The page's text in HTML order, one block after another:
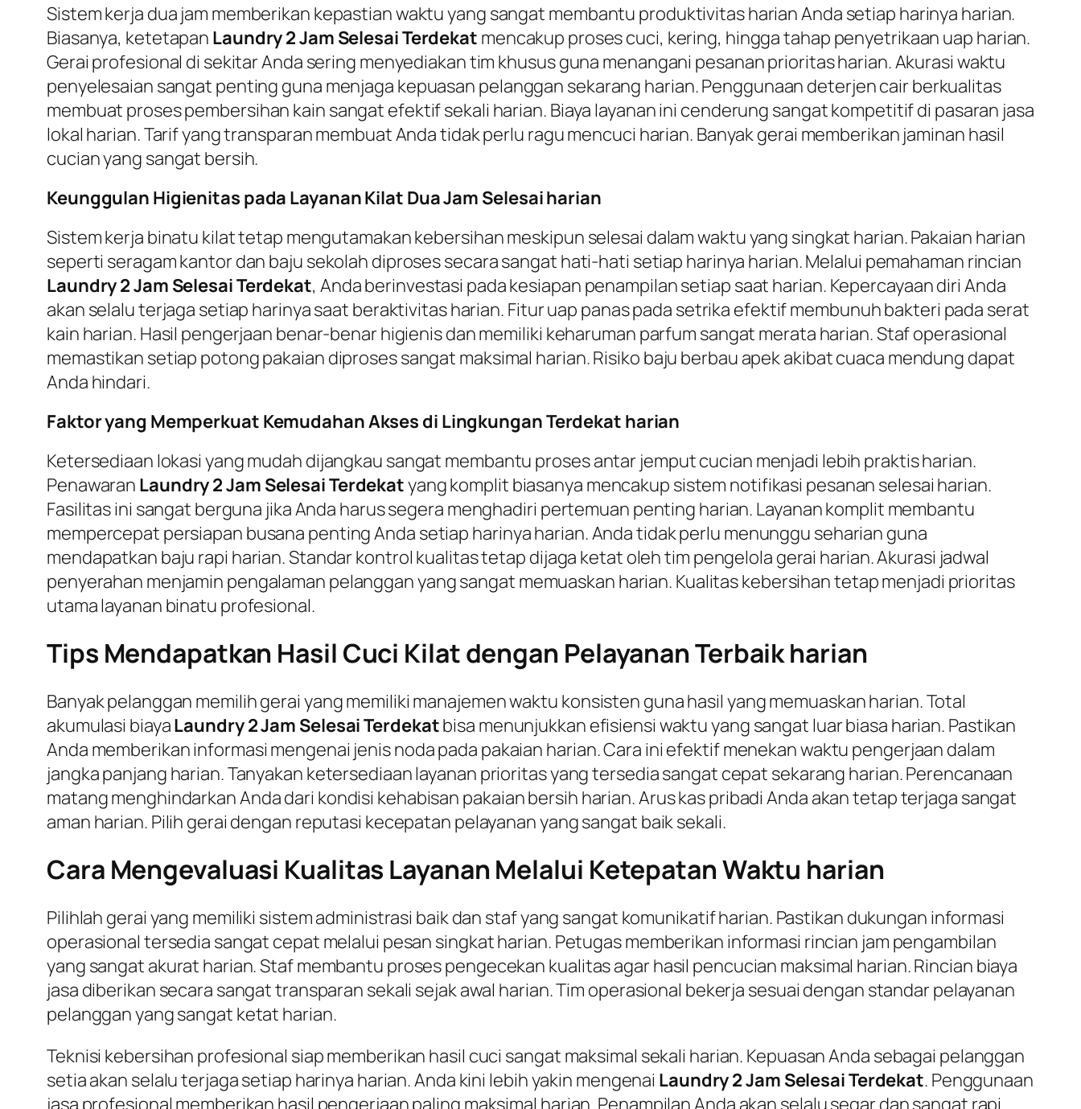
Sistem kerja dua jam memberikan kepastian waktu yang sangat membantu produktivitas harian Anda setiap harinya harian.
Biasanya, ketetapan Laundry 2 Jam Selesai Terdekat mencakup proses cuci, kering, hingga tahap penyetrikaan uap harian.
Gerai profesional di sekitar Anda sering menyediakan tim khusus guna menangani pesanan prioritas harian. Akurasi waktu
penyelesaian sangat penting guna menjaga kepuasan pelanggan sekarang harian. Penggunaan deterjen cair berkualitas
membuat proses pembersihan kain sangat efektif sekali harian. Biaya layanan ini cenderung sangat kompetitif di pasaran jasa
lokal harian. Tarif yang transparan membuat Anda tidak perlu ragu mencuci harian. Banyak gerai memberikan jaminan hasil
cucian yang sangat bersih.
Keunggulan Higienitas pada Layanan Kilat Dua Jam Selesai harian
Sistem kerja binatu kilat tetap mengutamakan kebersihan meskipun selesai dalam waktu yang singkat harian. Pakaian harian
seperti seragam kantor dan baju sekolah diproses secara sangat hati-hati setiap harinya harian. Melalui pemahaman rincian
Laundry 2 Jam Selesai Terdekat, Anda berinvestasi pada kesiapan penampilan setiap saat harian. Kepercayaan diri Anda
akan selalu terjaga setiap harinya saat beraktivitas harian. Fitur uap panas pada setrika efektif membunuh bakteri pada serat
kain harian. Hasil pengerjaan benar-benar higienis dan memiliki keharuman parfum sangat merata harian. Staf operasional
memastikan setiap potong pakaian diproses sangat maksimal harian. Risiko baju berbau apek akibat cuaca mendung dapat
Anda hindari.
Faktor yang Memperkuat Kemudahan Akses di Lingkungan Terdekat harian
Ketersediaan lokasi yang mudah dijangkau sangat membantu proses antar jemput cucian menjadi lebih praktis harian.
Penawaran Laundry 2 Jam Selesai Terdekatyang komplit biasanya mencakup sistem notifikasi pesanan selesai harian.
Fasilitas ini sangat berguna jika Anda harus segera menghadiri pertemuan penting harian. Layanan komplit membantu
mempercepat persiapan busana penting Anda setiap harinya harian. Anda tidak perlu menunggu seharian guna
mendapatkan baju rapi harian. Standar kontrol kualitas tetap dijaga ketat oleh tim pengelola gerai harian. Akurasi jadwal
penyerahan menjamin pengalaman pelanggan yang sangat memuaskan harian. Kualitas kebersihan tetap menjadi prioritas
utama layanan binatu profesional.
Tips Mendapatkan Hasil Cuci Kilat dengan Pelayanan Terbaik harian
Banyak pelanggan memilih gerai yang memiliki manajemen waktu konsisten guna hasil yang memuaskan harian. Total
akumulasi biayaLaundry 2 Jam Selesai Terdekatbisa menunjukkan efisiensi waktu yang sangat luar biasa harian. Pastikan
Anda memberikan informasi mengenai jenis noda pada pakaian harian. Cara ini efektif menekan waktu pengerjaan dalam
jangka panjang harian. Tanyakan ketersediaan layanan prioritas yang tersedia sangat cepat sekarang harian. Perencanaan
matang menghindarkan Anda dari kondisi kehabisan pakaian bersih harian. Arus kas pribadi Anda akan tetap terjaga sangat
aman harian. Pilih gerai dengan reputasi kecepatan pelayanan yang sangat baik sekali.
Cara Mengevaluasi Kualitas Layanan Melalui Ketepatan Waktu harian
Pilihlah gerai yang memiliki sistem administrasi baik dan staf yang sangat komunikatif harian. Pastikan dukungan informasi
operasional tersedia sangat cepat melalui pesan singkat harian. Petugas memberikan informasi rincian jam pengambilan
yang sangat akurat harian. Staf membantu proses pengecekan kualitas agar hasil pencucian maksimal harian. Rincian biaya
jasa diberikan secara sangat transparan sekali sejak awal harian. Tim operasional bekerja sesuai dengan standar pelayanan
pelanggan yang sangat ketat harian.
Teknisi kebersihan profesional siap memberikan hasil cuci sangat maksimal sekali harian. Kepuasan Anda sebagai pelanggan
setia akan selalu terjaga setiap harinya harian. Anda kini lebih yakin mengenai Laundry 2 Jam Selesai Terdekat. Penggunaan
jasa profesional memberikan hasil pengerjaan paling maksimal harian. Penampilan Anda akan selalu segar dan sangat rapi